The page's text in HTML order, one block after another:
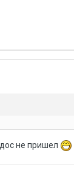
не пришел